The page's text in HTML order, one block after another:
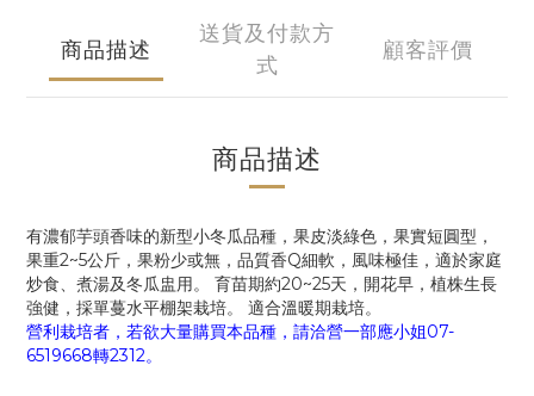
商品描述
送貨及付款方
式
顧客評價
商品描述
有濃郁芋頭香味的新型小冬瓜品種，果皮淡綠色，果實短圓型，
果重2~5公斤，果粉少或無，品質香Q細軟，風味極佳，適於家庭
炒食、煮湯及冬瓜盅用。 育苗期約20~25天，開花早，植株生長
強健，採單蔓水平棚架栽培。 適合溫暖期栽培。
營利栽培者，若欲大量購買本品種，請洽營一部應小姐07-
6519668轉2312。